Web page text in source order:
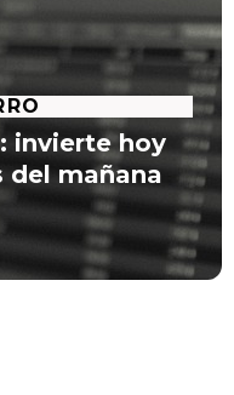
invierte hoy
del mañana